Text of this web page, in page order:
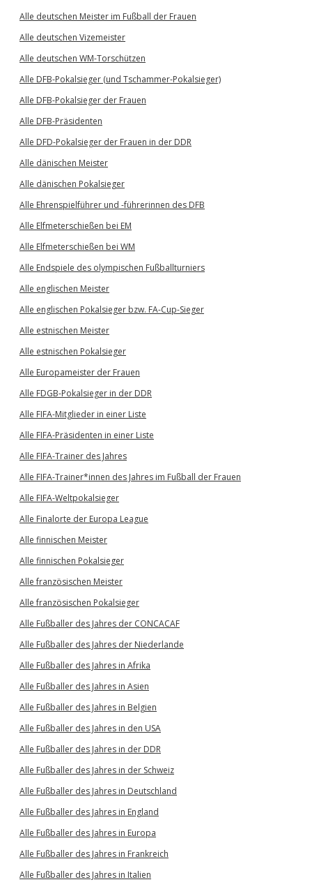
Alle deutschen Meister im Fußball der Frauen
Alle deutschen Vizemeister
Alle deutschen WM-Torschützen
Alle DFB-Pokalsieger (und Tschammer-Pokalsieger)
Alle DFB-Pokalsieger der Frauen
Alle DFB-Präsidenten
Alle DFD-Pokalsieger der Frauen in der DDR
Alle dänischen Meister
Alle dänischen Pokalsieger
Alle Ehrenspielführer und -führerinnen des DFB
Alle Elfmeterschießen bei EM
Alle Elfmeterschießen bei WM
Alle Endspiele des olympischen Fußballturniers
Alle englischen Meister
Alle englischen Pokalsieger bzw. FA-Cup-Sieger
Alle estnischen Meister
Alle estnischen Pokalsieger
Alle Europameister der Frauen
Alle FDGB-Pokalsieger in der DDR
Alle FIFA-Mitglieder in einer Liste
Alle FIFA-Präsidenten in einer Liste
Alle FIFA-Trainer des Jahres
Alle FIFA-Trainer*innen des Jahres im Fußball der Frauen
Alle FIFA-Weltpokalsieger
Alle Finalorte der Europa League
Alle finnischen Meister
Alle finnischen Pokalsieger
Alle französischen Meister
Alle französischen Pokalsieger
Alle Fußballer des Jahres der CONCACAF
Alle Fußballer des Jahres der Niederlande
Alle Fußballer des Jahres in Afrika
Alle Fußballer des Jahres in Asien
Alle Fußballer des Jahres in Belgien
Alle Fußballer des Jahres in den USA
Alle Fußballer des Jahres in der DDR
Alle Fußballer des Jahres in der Schweiz
Alle Fußballer des Jahres in Deutschland
Alle Fußballer des Jahres in England
Alle Fußballer des Jahres in Europa
Alle Fußballer des Jahres in Frankreich
Alle Fußballer des Jahres in Italien